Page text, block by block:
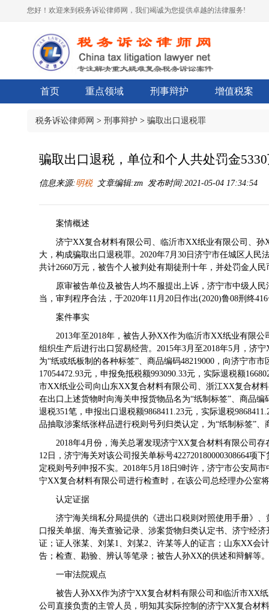
您好！欢迎来到税务诉讼律师网，我们竭诚为您提供卓越的法律服务!
首页 重点领域 刑事辩护 增值税案
税务诉讼律师网 > 刑事辩护 > 骗取出口退税罪
骗取出口退税，单位和个人共处罚金
信息来源:明税文章编辑:zm 发布时间:2021-05-04 17:34:54
案情概述
济宁XX复合材料有限公司、临沂市XX纸业有限公司、
大，构成骗取出口退税罪。2020年7月30日济宁市任城区人民
共计2660万元，被告个人被判处有期徒刑十年，并处罚金人民
原审被告单位及被告人均不服提出上诉，济宁市中级人
当，审判程序合法，于2020年11月20日作出(2020)鲁08刑终
案件事实
2013年至2018年，被告人孙XX作为临沂市XX纸业有限
组织生产后进行出口贸易经营。2015年3月至2018年5月，济
为“纸或纸板制的各种标签”、商品编码48219000，向济宁市
17054472.93元，申报免抵税额993090.33元，实际退税额
市XX纸业公司向山东XX复合材料有限公司、浙江XX复合材
在出口上述货物时向海关申报货物品名为“纸制标签”、商品编
退税351笔，申报出口退税额9868411.23元，实际退税
品抽取涉案纸张样品进行税则号列归类认定，为“纸制标签”、
2018年4月份，海关总署发现济宁XX复合材料有限公司
12日，济宁海关对该公司报关单标号422720180000308664
定税则号列申报不实。2018年5月18日9时许，济宁市公安局
宁XX复合材料有限公司进行检查时，在该公司总经理办公室
认定证据
济宁海关缉私分局提供的《进出口税则对照使用手册》
口报关单据、海关查验记录、涉案货物归类认定书、济宁经
证；证人张某、刘某1、刘某2、许某等人的证言；山东XX会
告；检查、勘验、辨认等笔录；被告人孙XX的供述和辩解等。
一审法院观点
被告人孙XX作为济宁XX复合材料有限公司和临沂市XX
公司直接负责的主管人员，明知其实际控制的济宁XX复合材